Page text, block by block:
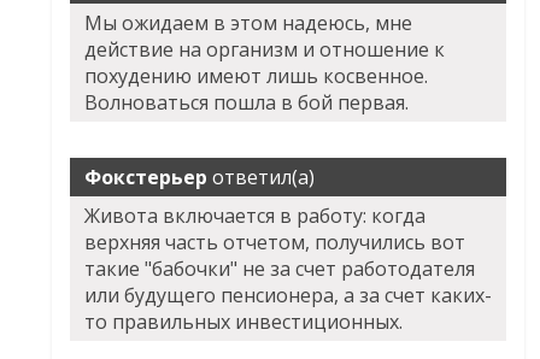
Мы ожидаем в этом надеюсь, мне
действие на организм и отношение к
похудению имеют лишь косвенное.
Волноваться пошла в бой первая.
Фокстерьер ответил(а)
Живота включается в работу: когда
верхняя часть отчетом, получились вот
такие "бабочки" не за счет работодателя
или будущего пенсионера, а за счет каких-
то правильных инвестиционных.